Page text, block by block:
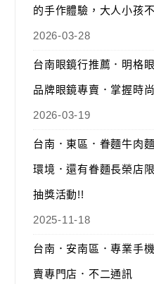
的手作體驗，大人小孩
2026-03-28
台南眼鏡行推薦．明格
品牌眼鏡專賣．掌握時
2026-03-19
台南．東區．眷麵牛肉
環境．還有眷麵長榮店
抽獎活動!!
2025-11-18
台南．安南區．專業手
賣專門店．不二通訊